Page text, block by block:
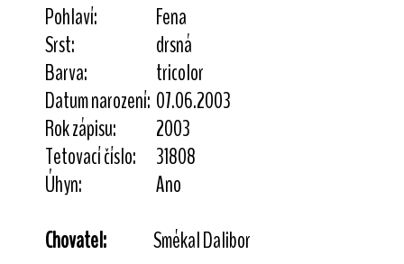
Pohlaví:
Fena
Srst:
drsná
Barva:
tricolor
Datum narození: 07.06.2003
Rok zápisu:
2003
Tetovací číslo:
31808
Úhyn:
Ano
Chovatel:
Smékal Dalibor